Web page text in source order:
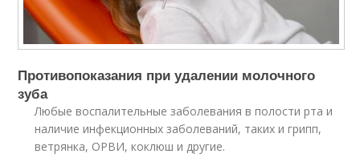
Противопоказания при удалении молочного
зуба
Любые воспалительные заболевания в полости рта и
наличие инфекционных заболеваний, таких и грипп,
ветрянка, ОРВИ, коклюш и другие.